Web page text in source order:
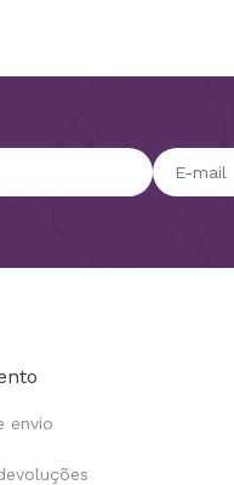
envio